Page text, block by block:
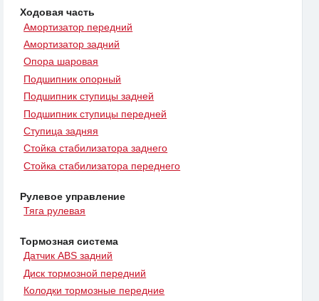
Ходовая часть
Амортизатор передний
Амортизатор задний
Опора шаровая
Подшипник опорный
Подшипник ступицы задней
Подшипник ступицы передней
Ступица задняя
Стойка стабилизатора заднего
Стойка стабилизатора переднего
Рулевое управление
Тяга рулевая
Тормозная система
Датчик ABS задний
Диск тормозной передний
Колодки тормозные передние